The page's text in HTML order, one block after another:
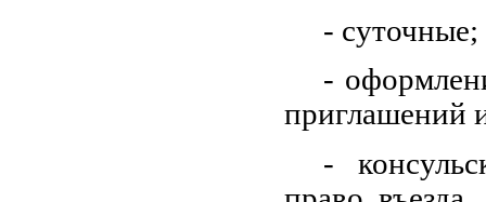
- суточные;
-
приглашений
-